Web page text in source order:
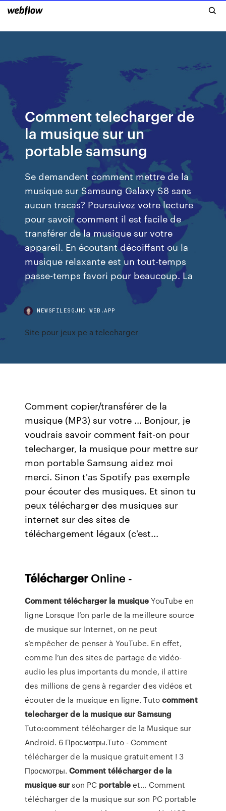
Comment telecharger de
la musique sur un
portable samsung
Se demandent comment mettre de la
musique sur Samsung Galaxy S8 sans
aucun tracas? Poursuivez votre lecture
pour savoir comment il est facile de
transférer de la musique sur votre
appareil. En écoutant décoiffant ou la
musique relaxante est un tout-temps
passe-temps favori pour beaucoup. La
NEWSFILESGJHD.WEB.APP
Site pour jeux pc a telecharger
Comment copier/transférer de la
musique (MP3) sur votre ... Bonjour, je
voudrais savoir comment fait-on pour
telecharger, la musique pour mettre sur
mon portable Samsung aidez moi
merci. Sinon t'as Spotify pas exemple
pour écouter des musiques. Et sinon tu
peux télécharger des musiques sur
internet sur des sites de
téléchargement légaux (c'est...
Télécharger Online -
Commenttélécharger la musiqueYouTube en
ligne Lorsque l’on parle de la meilleure source
de musique sur Internet, on ne peut
s’empêcher de penser à YouTube. En effet,
comme l’un des sites de partage de vidéo-
audio les plus importants du monde, il attire
des millions de gens à regarder des vidéos et
écouter de la musique en ligne. Tutocomment
telecharger de la musiquesur Samsung
Tuto:comment télécharger de la Musique sur
Android. 6 Просмотры.Tuto - Comment
télécharger de la musique gratuitement ! 3
Просмотры.Commenttélécharger de la
musiquesurson PC portableet… Comment
télécharger de la musique sur son PC portable